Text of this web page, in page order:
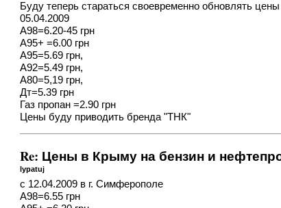
Буду теперь стараться своевременно обновлять
05.04.2009
А98=6.20-45 грн
А95+ =6.00 грн
А95=5.69 грн,
А92=5.49 грн,
А80=5,19 грн,
Дт=5.39 грн
Газ пропан =2.90 грн
Цены буду приводить бренда "ТНК"
Re: Цены в Крыму на бензин и
lypatuj
с 12.04.2009 в г. Симферополе
А98=6.55 грн